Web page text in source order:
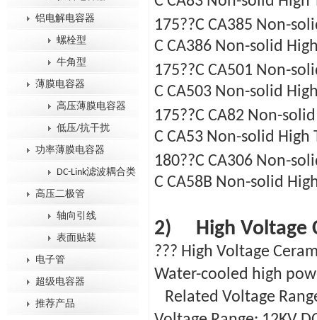
铝电解电容器
螺栓型
牛角型
薄膜电容器
高压薄膜电容器
低压/抗干扰
功率薄膜电容器
DC-Link滤波耦合类
高压二极管
轴向引线
表面贴装
电子管
超级电容器
推荐产品
175??C CA385 Non-
C CA386 Non-solid
175??C CA501 Non-
C CA503 Non-solid
175??C CA82 Non-
C CA53 Non-solid
180??C CA306 Non-
C CA58B Non-solid
2) High Voltage
??? High
Water-cooled high
Related